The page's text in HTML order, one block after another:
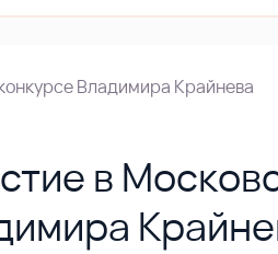
Владимира Крайнева
в